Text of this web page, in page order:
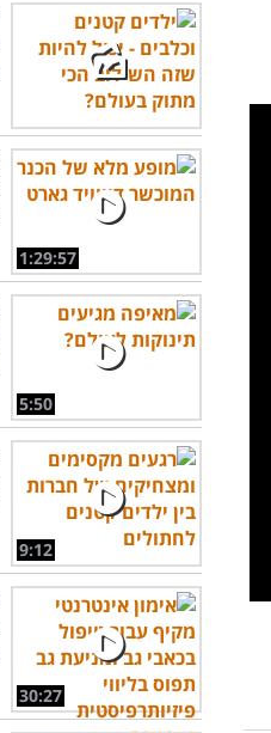
1:29:57
5:50
9:12
30:27